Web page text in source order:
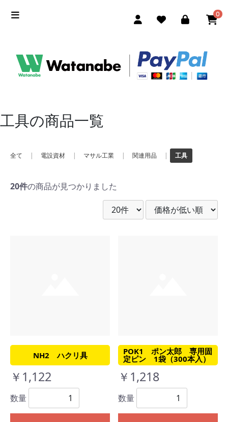
0
工具の商品一覧
全て | 電設資材 | マサル工業 | 関連用品 | 工具
20件の商品が見つかりました
NH2 ハクリ具
￥1,122
数量
POK1 ポン太郎 専用固
定ピン 1袋（300本入）
￥1,218
数量